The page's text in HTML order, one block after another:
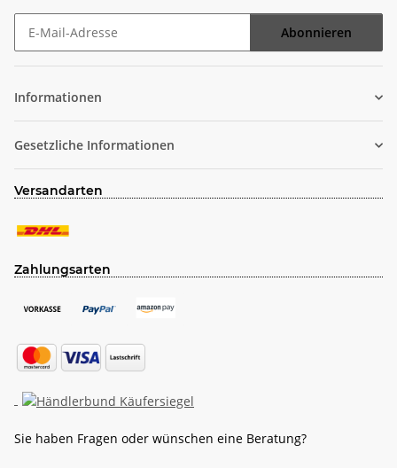
Abonnieren
Informationen
Gesetzliche Informationen
Versandarten
Zahlungsarten
Sie haben Fragen oder wünschen eine Beratung?